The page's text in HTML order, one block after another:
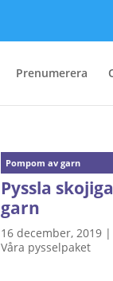
Prenumerera
Pompom av garn
Pyssla
garn
16 december, 2019 |
Våra pysselpaket